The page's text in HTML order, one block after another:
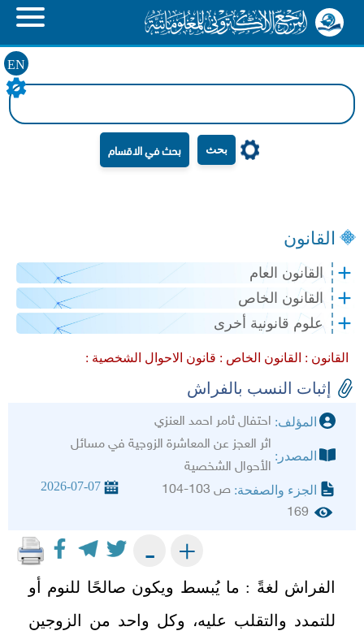
EN
بحث
القانون
القانون العام
القانون الخاص
علوم قانونية أخرى
القانون : القانون الخاص : قانون الاحوال الشخصية :
إثبات النسب بالفراش
المؤلف: احتفال ثامر احمد العنزي
المصدر:
اثر العجز عن المعاشرة الزوجية في مسائل
الأحوال الشخصية
الجزء والصفحة: ص 103-104 2026-07-07
169
+
-
الفراش لغةً : ما يُبسط ويكون صالحًا للنوم أو
للتمدد والتقلب عليه، وكل واحد من الزوجين